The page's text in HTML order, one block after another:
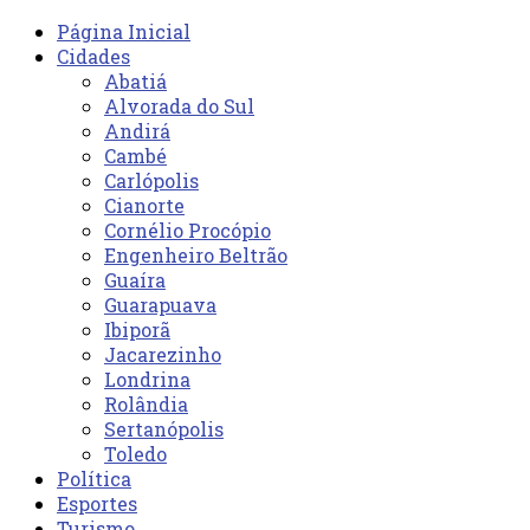
Página Inicial
Cidades
Abatiá
Alvorada do Sul
Andirá
Cambé
Carlópolis
Cianorte
Cornélio Procópio
Engenheiro Beltrão
Guaíra
Guarapuava
Ibiporã
Jacarezinho
Londrina
Rolândia
Sertanópolis
Toledo
Política
Esportes